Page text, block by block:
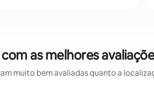
as melhores
muito bem avaliadas quanto a